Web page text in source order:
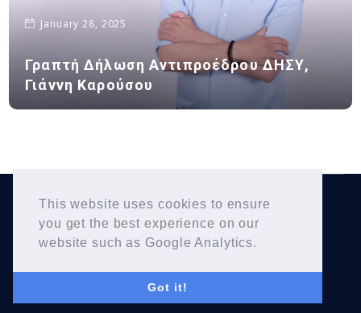
This website uses cookies to ensure
you get the best experience on our
website such as Google Analytics.
Got it!
January 28, 2025
Γραπτή Δήλωση Αντιπροέδρου ΔΗΣΥ,
Γιάννη Καρούσου
Copyright © 2026Yiannis Karousos. All Rights
Reserved.